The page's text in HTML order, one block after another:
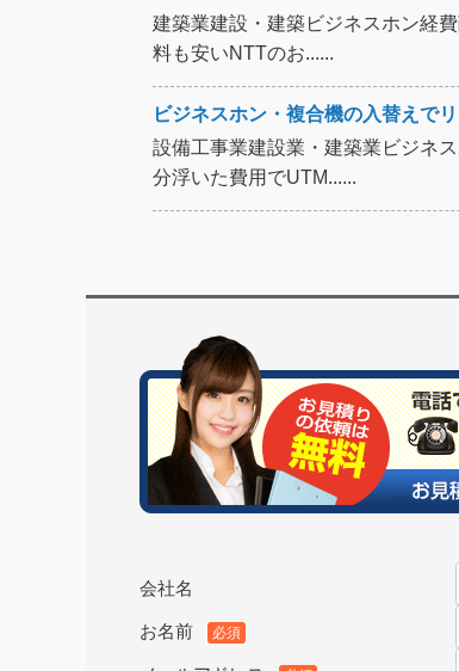
建築業建設・建築ビジネスホン経
料も安いNTTのお......
ビジネスホン・複合機の入替えで
設備工事業建設業・建築業ビジネ
分浮いた費用でUTM......
会社名
お名前 必須